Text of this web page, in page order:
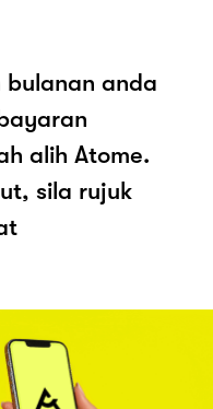
bulanan anda
alih Atome.
sila rujuk